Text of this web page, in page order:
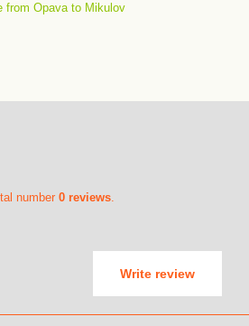
from Opava to Mikulov
number 0 reviews.
Write review